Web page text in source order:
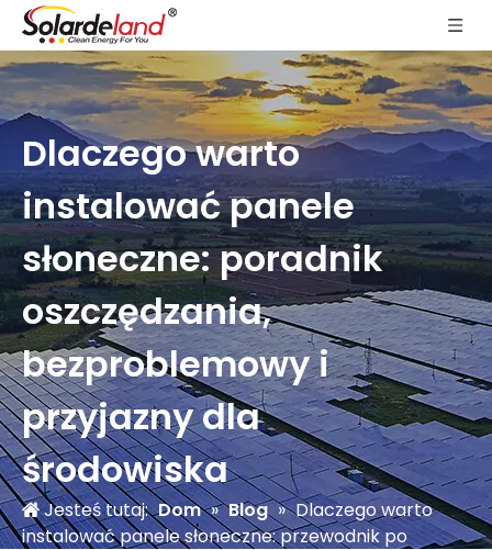
Dlaczego warto
instalować panele
słoneczne: poradnik
oszczędzania,
bezproblemowy i
przyjazny dla
środowiska
Jesteś tutaj: Dom » Blog » Dlaczego warto
instalować panele słoneczne: przewodnik po